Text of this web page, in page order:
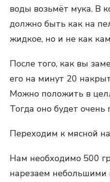
воды возьмёт мука. В
должно быть как на
жидкое, но и не как
После того, как вы
его на минут 20
Можно положить в
Тогда оно будет
Переходим к мясной
Нам необходимо 500
нарезаем небольшими